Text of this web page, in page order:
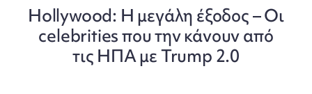
Hollywood: Η μεγάλη έξοδος – Οι
celebrities που την κάνουν από
τις ΗΠΑ με Trump 2.0